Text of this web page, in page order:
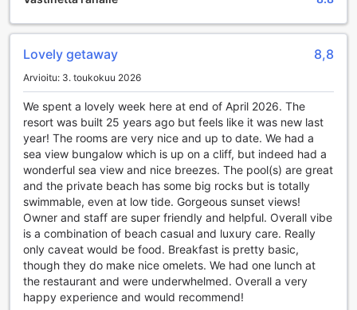
kauneudesta. Puutarhassa voit viettää aikaa lukemalla
suosikkikirjaasi tai vain ihaillen ympäröivää trooppista
maisemaa. Kirjasto on myös käytettävissäsi, mikä tekee
siitä erinomaisen paikan uppoutua tarinoihin ja seikkailuihin.
Ja kun kaipaat yhteisöllisyyttä, jaettu oleskelutila ja TV-alue
tarjoavat mahdollisuuden tavata muita vieraita, jakaa
kokemuksia ja nauttia mukavista hetkistä yhdessä.
Urheilumahdollisuudet The Narimassa
The Narima Koh Lantassa tarjoaa upeita
urheilumahdollisuuksia, jotka tekevät lomastasi
unohtumatonta. Hotellin ulkouima-allas kutsuu sinut
virkistävälle uintireissulle, jossa voit nauttia auringosta ja
rentoutua vesileikeissä. Uima-altaan ympärillä olevat
aurinkotuolit tarjoavat täydellisen paikan rentoutua ja
nauttia trooppisesta ilmastosta, ja voit helposti siirtyä
uinnista rannalle, joka on vain askeleen päässä.
Lovely getaway 8,8
Arvioitu: 3. toukokuu 2026
We spent a lovely week here at end of April 2026. The
resort was built 25 years ago but feels like it was new last
year! The rooms are very nice and up to date. We had a
sea view bungalow which is up on a cliff, but indeed had a
wonderful sea view and nice breezes. The pool(s) are great
and the private beach has some big rocks but is totally
swimmable, even at low tide. Gorgeous sunset views!
Owner and staff are super friendly and helpful. Overall vibe
is a combination of beach casual and luxury care. Really
only caveat would be food. Breakfast is pretty basic,
though they do make nice omelets. We had one lunch at
the restaurant and were underwhelmed. Overall a very
happy experience and would recommend!